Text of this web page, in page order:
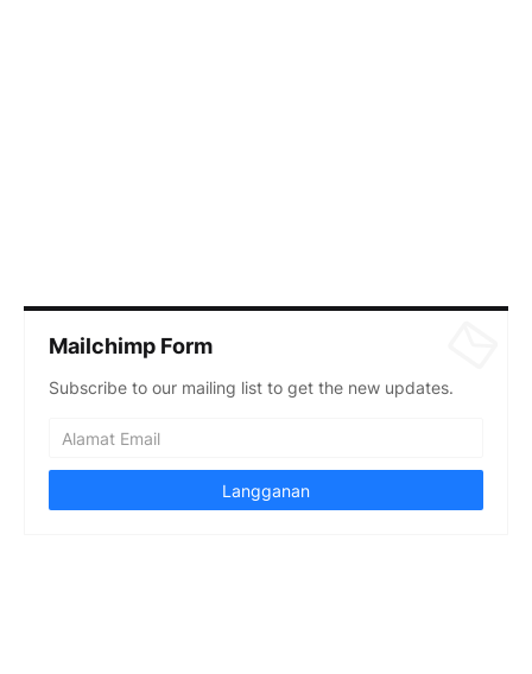
Mailchimp Form
Subscribe to our mailing list to get the new updates.